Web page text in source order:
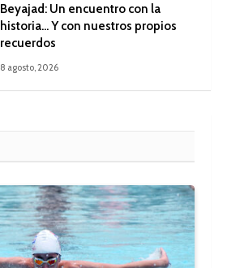
Beyajad: Un encuentro con la
historia… Y con nuestros propios
recuerdos
8 agosto, 2026